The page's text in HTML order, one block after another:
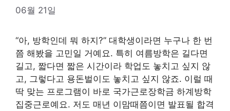
06월 21일
“아, 방학인데 뭐 하지?” 대학생이라면 누구나 한 번
쯤 해봤을 고민일 거예요. 특히 여름방학은 길다면
길고, 짧다면 짧은 시간이라 학업도 놓치고 싶지 않
고, 그렇다고 용돈벌이도 놓치고 싶지 않죠. 이럴 때
딱 맞는 프로그램이 바로 국가근로장학금 하계방학
집중근로예요. 저도 매년 이맘때쯤이면 발표될 합격